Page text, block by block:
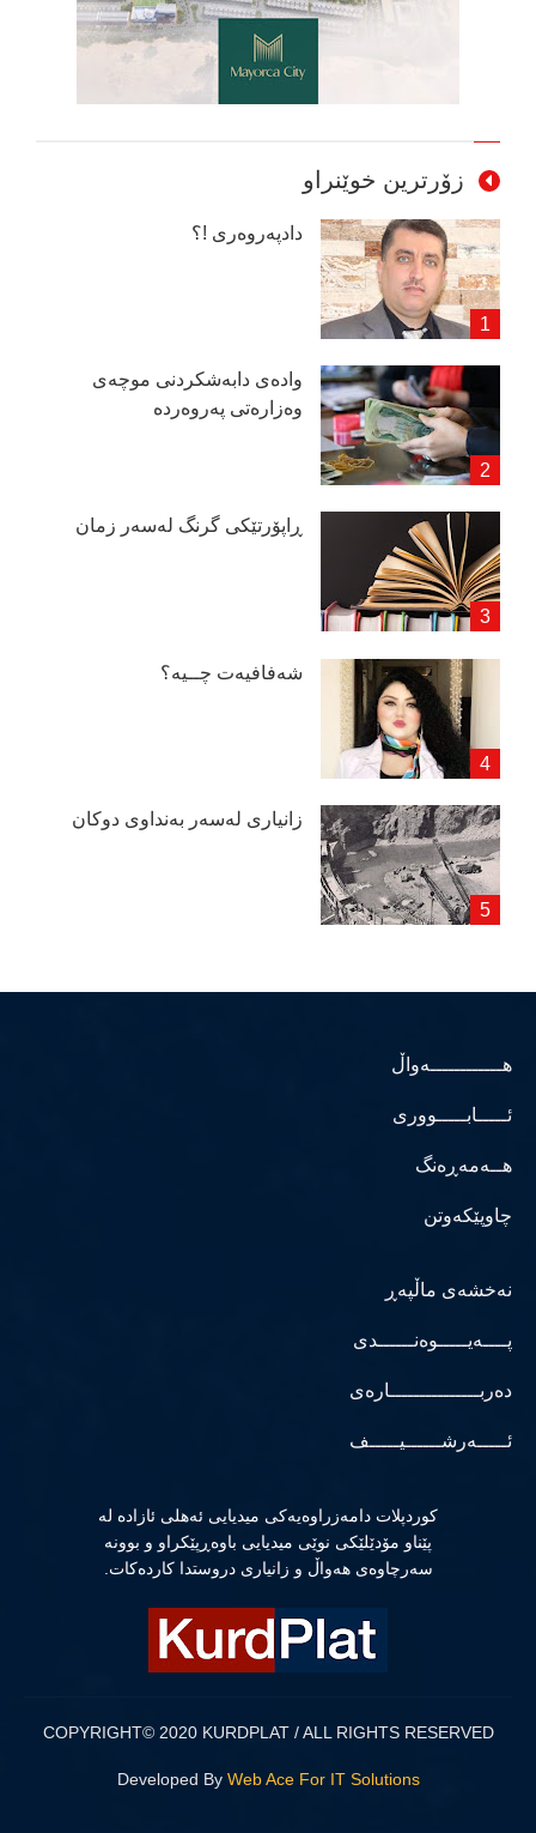
زۆرترین خوێنراو
دادپەروەری !؟
وادەی دابەشكردنی موچەی
وەزارەتی پەروەردە
ڕاپۆرتێكی گرنگ لەسەر زمان
شەفافیەت چــیە؟
زانیاری لەسەر بەنداوی دوكان
هــــــــــــەواڵ
ئـــــابـــــووری
هــەمەڕەنگ
چاوپێکەوتن
نەخشەی ماڵپەڕ
پــــەیـــــوەنــــــدی
دەربـــــــــــــــارەی
ئـــــەرشــــــیـــــف
كوردپلات دامەزراوەیەكی میدیایی ئەهلی ئازادە لە
پێناو مۆدێلێكی نوێی میدیایی باوەڕپێكراو و بوونە
سەرچاوەی هەواڵ و زانیاری دروستدا كاردەكات.
COPYRIGHT© 2020 KURDPLAT / ALL RIGHTS RESERVED
Web Ace For IT Solutions
Developed By